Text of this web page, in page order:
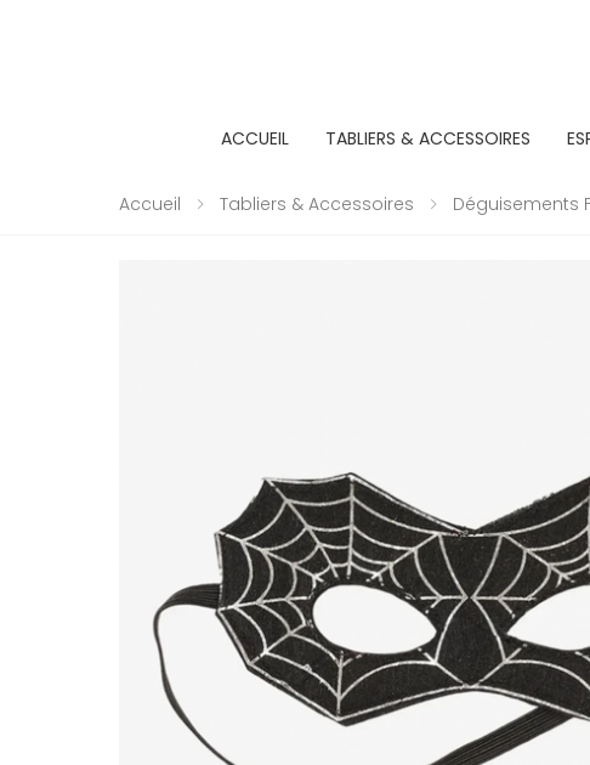
ACCUEIL TABLIERS & ACCESSOIRES
Accueil Tabliers & Accessoires Déguisements